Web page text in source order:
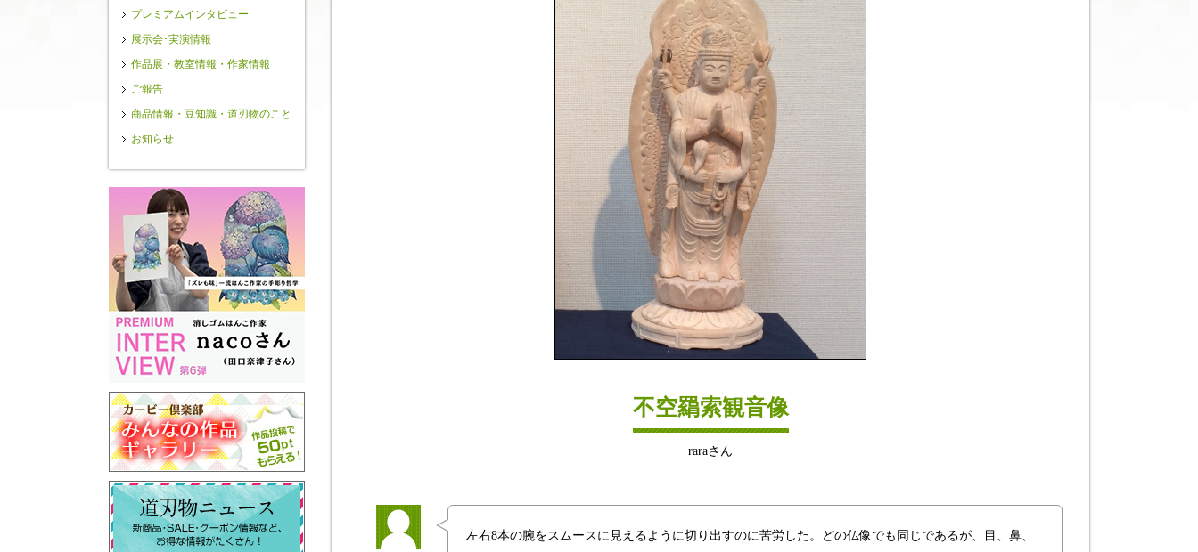
不空羂索観音像
raraさん
左右8本の腕をスムースに見えるように切り出すのに苦労した。どの仏像でも同じであるが、目、鼻、
プレミアムインタビュー
展示会･実演情報
作品展・教室情報・作家情報
ご報告
商品情報・豆知識・道刃物のこと
お知らせ